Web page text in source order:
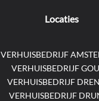
Locaties
VERHUISBEDRIJF
VERHUISBEDRIJF
VERHUISBEDRIJF
VERHUISBEDRIJF